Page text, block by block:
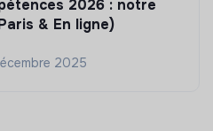
2026 : notre
& En ligne)
2025